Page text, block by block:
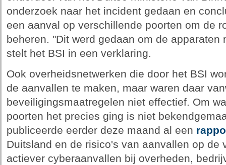
onderzoek naar het incident gedaan en
een aanval op verschillende poorten om de
beheren. "Dit werd gedaan om de apparaten
stelt het BSI in een verklaring.
Ook overheidsnetwerken die door het BSI
de aanvallen te maken, maar waren daar
beveiligingsmaatregelen niet effectief. Om
poorten het precies ging is niet
publiceerde eerder deze maand al een
Duitsland en de risico's van aanvallen op de
actiever cyberaanvallen bij overheden,